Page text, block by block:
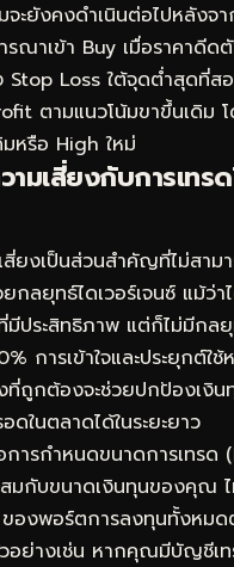
จะยังคงดำเนินต่อไปหลังจ
ณาเข้า Buy เมื่อราคาดีด
Loss ใต้จุดต่ำสุดที่ส
ตามแนวโน้มขาขึ้นเดิม โ
หรือ High ใหม่
ามเสี่ยงกับการเทร
สี่ยงเป็นส่วนสำคัญที่ไม่สามา
กลยุทธ์ไดเวอร์เจนซ์ แม้ว่า
ประสิทธิภาพ แต่ก็ไม่มีกลยุ
การเข้าใจและประยุกต์ใช้
ที่ถูกต้องจะช่วยปกป้องเงิ
ดในตลาดได้ในระยะยาว
ารกำหนดขนาดการเทรด
สมกับขนาดเงินทุนของคุณ
ของพอร์ตการลงทุนทั้งหมด
อย่างเช่น หากคุณมีบัญชีเ